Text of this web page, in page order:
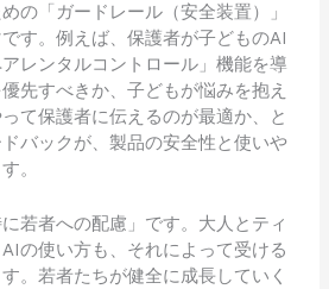
の「ガードレール（安全装置）」
す。例えば、保護者が子どものAI
レンタルコントロール」機能を導
先すべきか、子どもが悩みを抱え
て保護者に伝えるのが最適か、と
バックが、製品の安全性と使いや
。
若者への配慮」です。大人とティ
の使い方も、それによって受ける
。若者たちが健全に成長していく